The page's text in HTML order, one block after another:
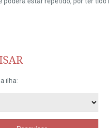
ilha: